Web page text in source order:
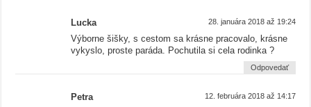
Lucka 28. januára 2018 až 19:24
Výborne šišky, s cestom sa krásne pracovalo, krásne
vykyslo, proste paráda. Pochutila si cela rodinka ?
Odpovedať
Petra 12. februára 2018 až 14:17